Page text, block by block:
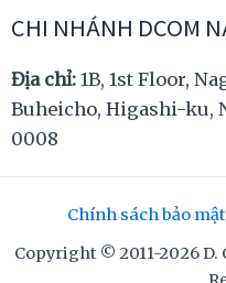
CHI NHÁNH DCOM
Địa chỉ: 1B, 1st Floor,
Buheicho, Higashi-ku,
0008
Chính sách bảo mật
Copyright © 2011-2026